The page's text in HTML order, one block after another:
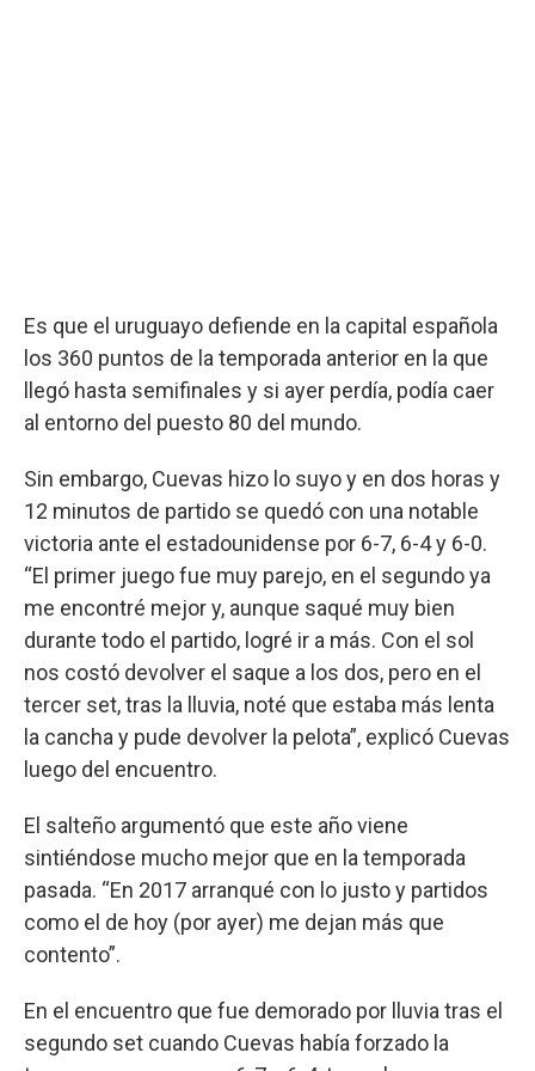
Es que el uruguayo defiende en la capital española
los 360 puntos de la temporada anterior en la que
llegó hasta semifinales y si ayer perdía, podía caer
al entorno del puesto 80 del mundo.
Sin embargo, Cuevas hizo lo suyo y en dos horas y
12 minutos de partido se quedó con una notable
victoria ante el estadounidense por 6-7, 6-4 y 6-0.
“El primer juego fue muy parejo, en el segundo ya
me encontré mejor y, aunque saqué muy bien
durante todo el partido, logré ir a más. Con el sol
nos costó devolver el saque a los dos, pero en el
tercer set, tras la lluvia, noté que estaba más lenta
la cancha y pude devolver la pelota”, explicó Cuevas
luego del encuentro.
El salteño argumentó que este año viene
sintiéndose mucho mejor que en la temporada
pasada. “En 2017 arranqué con lo justo y partidos
como el de hoy (por ayer) me dejan más que
contento”.
En el encuentro que fue demorado por lluvia tras el
segundo set cuando Cuevas había forzado la